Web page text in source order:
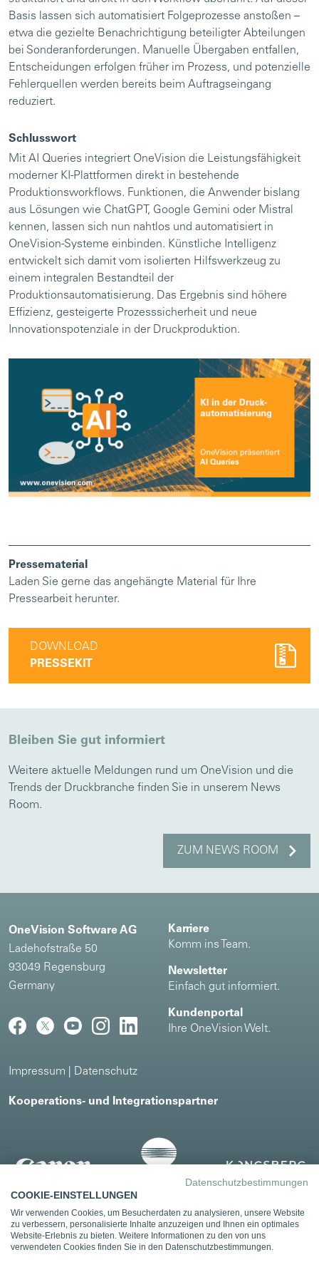
Basis lassen sich automatisiert Folgeprozesse anstoßen –
etwa die gezielte Benachrichtigung beteiligter Abteilungen
bei Sonderanforderungen. Manuelle Übergaben entfallen,
Entscheidungen erfolgen früher im Prozess, und potenzielle
Fehlerquellen werden bereits beim Auftragseingang
reduziert.
Schlusswort
Mit AI Queries integriert OneVision die Leistungsfähigkeit
moderner KI-Plattformen direkt in bestehende
Produktionsworkflows. Funktionen, die Anwender bislang
aus Lösungen wie ChatGPT, Google Gemini oder Mistral
kennen, lassen sich nun nahtlos und automatisiert in
OneVision-Systeme einbinden. Künstliche Intelligenz
entwickelt sich damit vom isolierten Hilfswerkzeug zu
einem integralen Bestandteil der
Produktionsautomatisierung. Das Ergebnis sind höhere
Effizienz, gesteigerte Prozesssicherheit und neue
Innovationspotenziale in der Druckproduktion.
Pressematerial
Laden Sie gerne das angehängte Material für Ihre
Pressearbeit herunter.
DOWNLOAD
PRESSEKIT
Bleiben Sie gut informiert
Weitere aktuelle Meldungen rund um OneVision und die
Trends der Druckbranche finden Sie in unserem News
Room.
ZUM NEWS ROOM
OneVision Software AG
Ladehofstraße 50
93049 Regensburg
Germany
Impressum Datenschutz
Karriere
Komm ins Team.
Newsletter
Einfach gut informiert.
Kundenportal
Ihre OneVision Welt.
Kooperations- und Integrationspartner
Datenschutzbestimmungen
COOKIE-EINSTELLUNGEN
Wir verwenden Cookies, um Besucherdaten zu analysieren, unsere Website
zu verbessern, personalisierte Inhalte anzuzeigen und Ihnen ein optimales
Website-Erlebnis zu bieten. Weitere Informationen zu den von uns
verwendeten Cookies finden Sie in den Datenschutzbestimmungen.